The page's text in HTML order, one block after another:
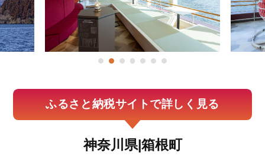
ふるさと納税サイトで詳しく見る
神奈川県|箱根町